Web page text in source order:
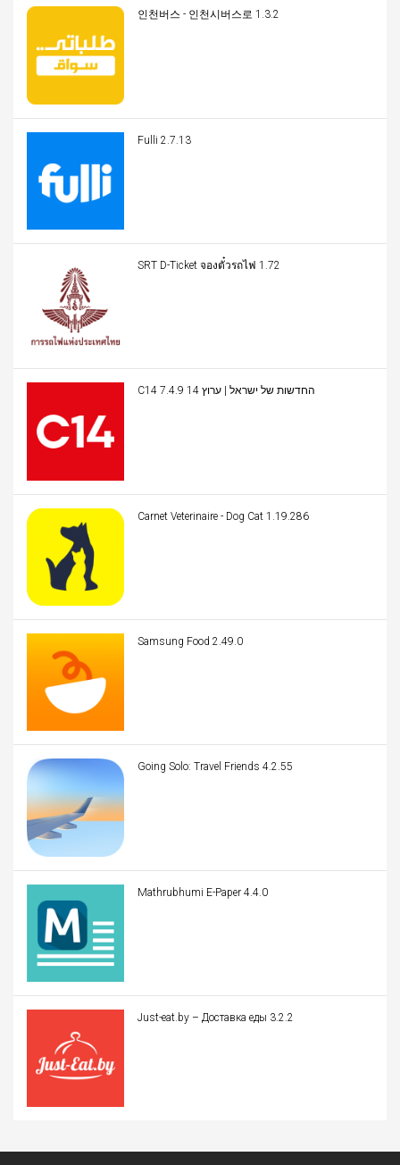
인천버스 - 인천시버스로 1.3.2
Fulli 2.7.13
SRT D-Ticket จองตั๋วรถไฟ 1.72
C14 החדשות של ישראל | ערוץ 14 7.4.9
Carnet Veterinaire - Dog Cat 1.19.286
Samsung Food 2.49.0
Going Solo: Travel Friends 4.2.55
Mathrubhumi E-Paper 4.4.0
Just-eat.by – Доставка еды 3.2.2